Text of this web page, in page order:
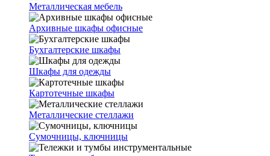
Металлическая мебель
Архивные шкафы офисные
Бухгалтерские шкафы
Шкафы для одежды
Картотечные шкафы
Металлические стеллажи
Сумочницы, ключницы